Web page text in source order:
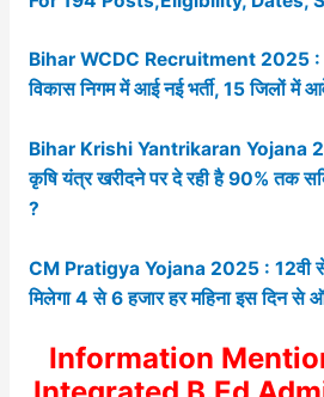
Bihar WCDC Recruitment 2025 :
विकास निगम में आई नई भर्ती, 15 जिलों में
Bihar Krishi Yantrikaran Yojana
कृषि यंत्र खरीदने पर दे रही है 90% तक
?
CM Pratigya Yojana 2025 : 12वी से
मिलेगा 4 से 6 हजार हर महिना इस दिन से
Information